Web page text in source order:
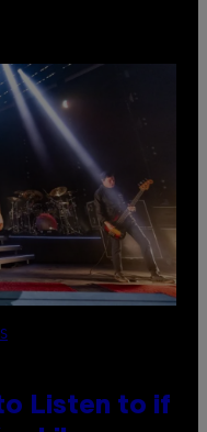
Listen to if